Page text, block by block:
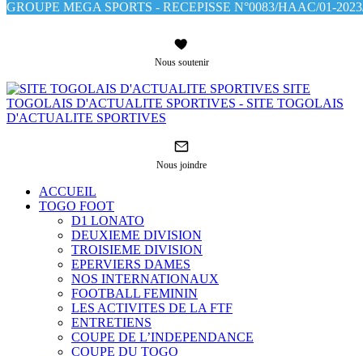
GROUPE MEGA SPORTS - RECEPISSE N°0083/HAAC/01-
Nous soutenir
SITE
TOGOLAIS D'ACTUALITE SPORTIVES - SITE TOGOLAIS
D'ACTUALITE SPORTIVES
Nous joindre
ACCUEIL
TOGO FOOT
D1 LONATO
DEUXIEME DIVISION
TROISIEME DIVISION
EPERVIERS DAMES
NOS INTERNATIONAUX
FOOTBALL FEMININ
LES ACTIVITES DE LA FTF
ENTRETIENS
COUPE DE L’INDEPENDANCE
COUPE DU TOGO